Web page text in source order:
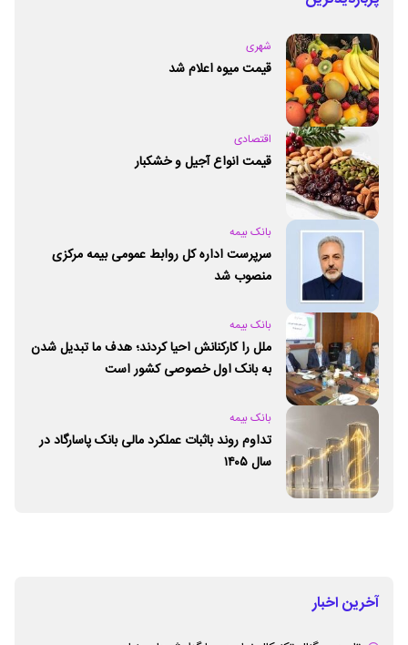
شهری
قیمت میوه اعلام شد
اقتصادی
قیمت انواع آجیل و خشکبار
بانک بیمه
سرپرست اداره کل روابط عمومی بیمه مرکزی
منصوب شد
بانک بیمه
ملل را کارکنانش احیا کردند؛ هدف ما تبدیل شدن
به بانک اول خصوصی کشور است
بانک بیمه
تداوم روند باثبات عملکرد مالی بانک پاسارگاد در
سال ۱۴۰۵
آخرین اخبار